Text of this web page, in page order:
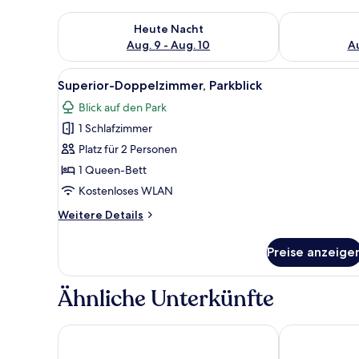
Heute Nacht
Aug. 9 - Aug. 10
Überprüfe die Verfügbarkeit für heute Nacht, Aug. 9
Überprüfe
Alle
Fotos
für
Superior-
Doppelzimmer,
Parkblick
anzeigen
Ein modernes Schlafzimmer
6
Superior-Doppelzimmer, Parkblick
Blick auf den Park
1 Schlafzimmer
Platz für 2 Personen
1 Queen-Bett
Kostenloses WLAN
Weitere Details
Weitere
Doppelzimmer,
Parkblick
Preise
Ähnliche Unterkünfte
CAREA Schlosshotel Domäne WalberbergRS-Hotel